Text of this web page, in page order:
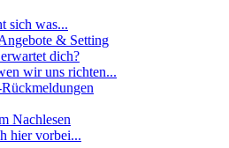
sich was...
& Setting
dich?
wir uns richten...
Nachlesen
hier vorbei...